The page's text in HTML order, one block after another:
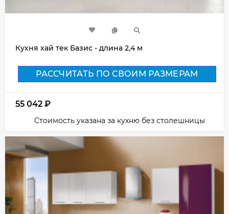
Кухня хай тек Базис - длина 2,4 м
РАССЧИТАТЬ ПО СВОИМ РАЗМЕРАМ
55 042 ₽
Стоимость указана за кухню без столешницы